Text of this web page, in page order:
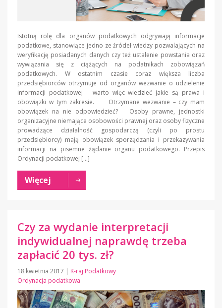
Istotną rolę dla organów podatkowych odgrywają informacje
podatkowe, stanowiące jedno ze źródeł wiedzy pozwalających na
weryfikację posiadanych danych czy też ustalenie powstania oraz
wywiązania się z ciążących na podatnikach zobowiązań
podatkowych. W ostatnim czasie coraz większa liczba
przedsiębiorców otrzymuje od organów wezwanie o udzielenie
informacji podatkowej – warto więc wiedzieć jakie są prawa i
obowiązki w tym zakresie. Otrzymane wezwanie – czy mam
obowiązek na nie odpowiedzieć? Osoby prawne, jednostki
organizacyjne niemające osobowości prawnej oraz osoby fizyczne
prowadzące działalność gospodarczą (czyli po prostu
przedsiębiorcy) mają obowiązek sporządzania i przekazywania
informacji na pisemne żądanie organu podatkowego. Przepis
Ordynacji podatkowej […]
Więcej
Czy za wydanie interpretacji
indywidualnej naprawdę trzeba
zapłacić 20 tys. zł?
18 kwietnia 2017 | K-raj Podatkowy
Ordynacja podatkowa